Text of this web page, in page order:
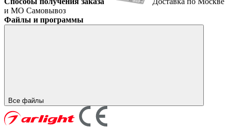
и МО Самовывоз
Файлы и программы
Все файлы